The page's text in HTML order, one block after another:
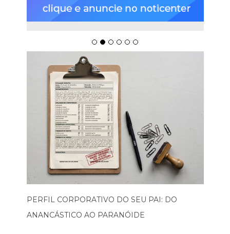
PERFIL CORPORATIVO DO SEU PAI: DO
ANANCÁSTICO AO PARANÓIDE